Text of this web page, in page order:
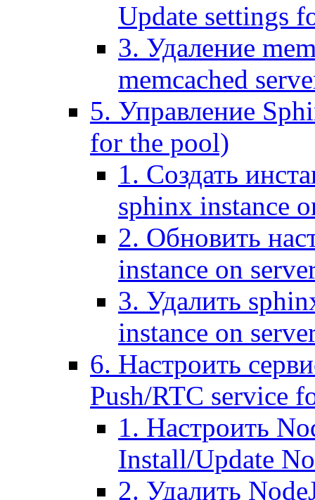
Update settings
3. Удаление
memcached
5. Управление
for the pool)
1. Создать
sphinx instance
2. Обновить
instance on
3. Удалить
instance on
6. Настроить
Push/RTC service
1. Настроить
Install/Update
2. Удалить